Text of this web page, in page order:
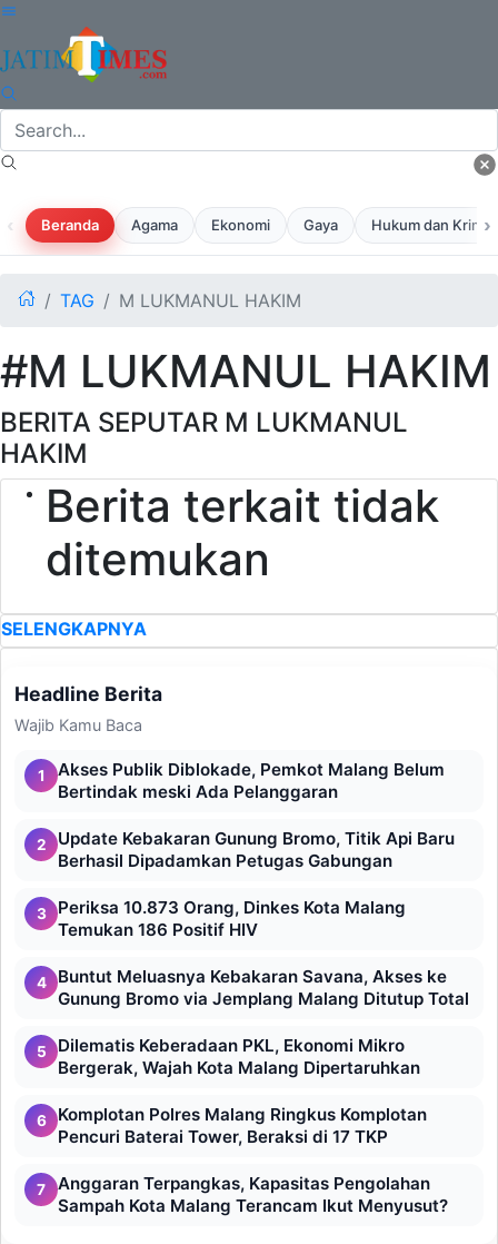
‹ Beranda Agama Ekonomi Gaya Hukum dan ›
TAG M LUKMANUL HAKIM
#M LUKMANUL HAKIM
BERITA SEPUTAR M LUKMANUL
HAKIM
Berita terkait tidak
ditemukan
SELENGKAPNYA
Headline Berita
Wajib Kamu Baca
1
Akses Publik Diblokade, Pemkot Malang Belum
Bertindak meski Ada Pelanggaran
2
Update Kebakaran Gunung Bromo, Titik Api Baru
Berhasil Dipadamkan Petugas Gabungan
3
Periksa 10.873 Orang, Dinkes Kota Malang
Temukan 186 Positif HIV
4
Buntut Meluasnya Kebakaran Savana, Akses ke
Gunung Bromo via Jemplang Malang Ditutup Total
5
Dilematis Keberadaan PKL, Ekonomi Mikro
Bergerak, Wajah Kota Malang Dipertaruhkan
6
Komplotan Polres Malang Ringkus Komplotan
Pencuri Baterai Tower, Beraksi di 17 TKP
7
Anggaran Terpangkas, Kapasitas Pengolahan
Sampah Kota Malang Terancam Ikut Menyusut?